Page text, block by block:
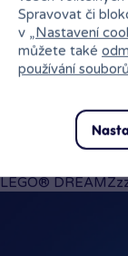
Spravovat či
v „Nastavení
můžete také
používání